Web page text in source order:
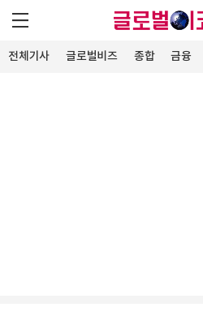
전체기사 글로벌비즈 종합 금융